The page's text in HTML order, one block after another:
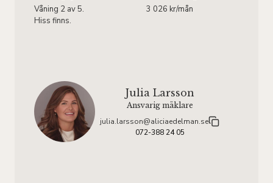
Våning 2 av 5.
Hiss finns.
3 026 kr/mån
Julia Larsson
Ansvarig mäklare
julia.larsson@aliciaedelman.se
072-388 24 05